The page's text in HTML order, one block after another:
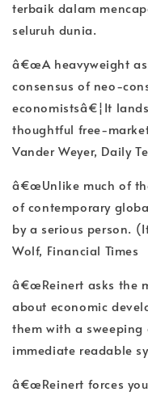
terbaik dalam
seluruh dunia.
â€œA heavyweight
consensus of neo-
economistsâ€¦It
thoughtful free-
Vander Weyer, Daily
â€œUnlike much of
of contemporary
by a serious person.
Wolf, Financial Times
â€œReinert asks the
about economic
them with a
immediate readable
â€œReinert forces